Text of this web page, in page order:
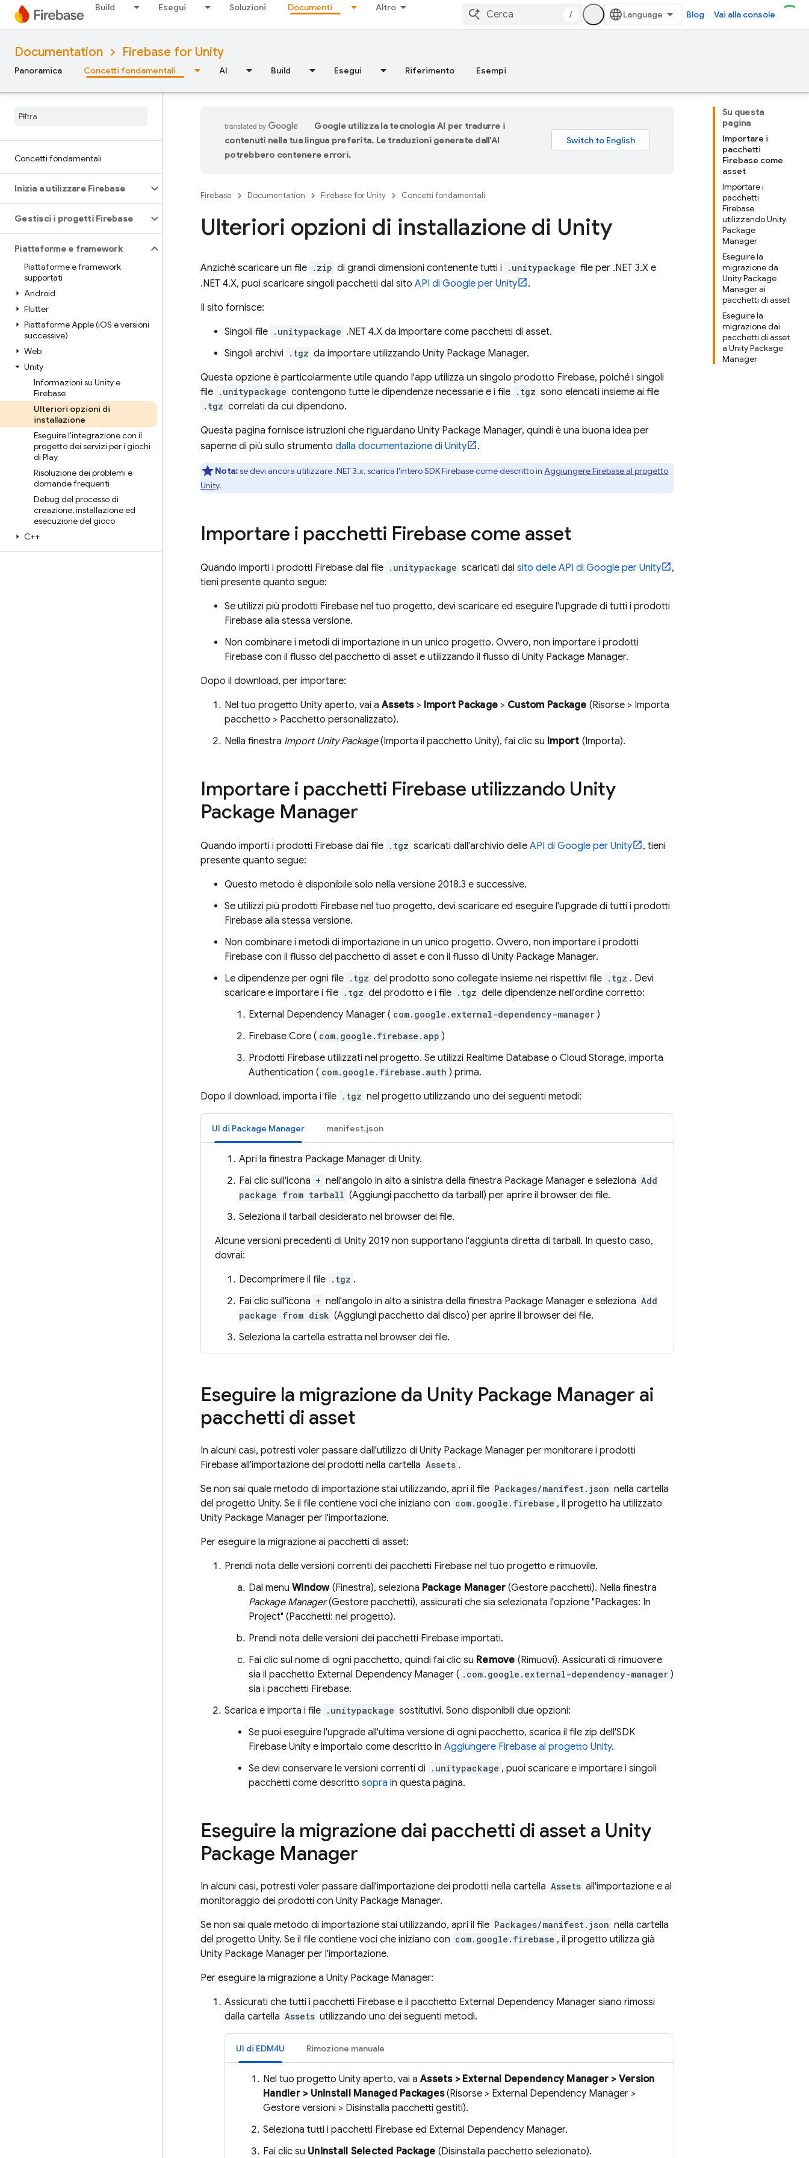
Build Esegui Soluzioni Documenti Altro
/ Blog Vai alla console
Documentation Firebase for Unity
Panoramica Concetti fondamentali AI Build Esegui Riferimento Esempi
Concetti fondamentali
Inizia a utilizzare Firebase
Gestisci i progetti Firebase
Piattaforme e framework
Piattaforme e framework
supportati
Android
Flutter
Piattaforme Apple (iOS e versioni
successive)
Web
Unity
Informazioni su Unity e
Firebase
Ulteriori opzioni di
installazione
Eseguire l'integrazione con il
progetto dei servizi per i giochi
di Play
Risoluzione dei problemi e
domande frequenti
Debug del processo di
creazione,installazione ed
esecuzione del gioco
C++
Su questa
pagina
Importare i
pacchetti
Firebase come
asset
Importare i
pacchetti
Firebase
utilizzando Unity
Package
Manager
Eseguire la
migrazione da
Unity Package
Manager ai
pacchetti di asset
Eseguire la
migrazione dai
pacchetti di asset
a Unity Package
Manager
Google utilizza la tecnologia AI per tradurre i
contenuti nella tua lingua preferita. Le traduzioni generate dall'AI
potrebbero contenere errori.
Firebase Documentation Firebase for Unity Concetti fondamentali
Ulteriori opzioni di installazione di Unity
Anziché scaricare un file .zip di grandi dimensioni contenente tutti i .unitypackage file per .NET 3.X e
.NET 4.X, puoi scaricare singoli pacchetti dal sito API di Google per Unity
.
Il sito fornisce:
Singoli file .unitypackage .NET 4.X da importare come pacchetti di asset.
Singoli archivi
.tgz da importare utilizzando Unity Package Manager.
Questa opzione è particolarmente utile quando l'app utilizza un singolo prodotto Firebase, poiché i singoli
file .unitypackage contengono tutte le dipendenze necessarie e i file .tgz sono elencati insieme ai file
.tgz correlati da cui dipendono.
Questa pagina fornisce istruzioni che riguardano Unity Package Manager, quindi è una buona idea per
saperne di più sullo strumento dalla documentazione di Unity .
Nota:se devi ancora utilizzare .NET 3.x, scarica l'intero SDK Firebase come descritto inAggiungere Firebase al progetto
Unity.
Importare i pacchetti Firebase come asset
Quando importi i prodotti Firebase dai file .unitypackage scaricati dal sito delle API di Google per Unity
,
tieni presente quanto segue:
Se utilizzi più prodotti Firebase nel tuo progetto, devi scaricare ed eseguire l'upgrade di tutti i prodotti
Firebase alla stessa versione.
Non combinare i metodi di importazione in un unico progetto. Ovvero, non importare i prodotti
Firebase con il flusso del pacchetto di asset e utilizzando il flusso di Unity Package Manager.
Dopo il download, per importare:
Nel tuo progetto Unity aperto, vai aAssets> Import Package > Custom Package (Risorse > Importa
pacchetto > Pacchetto personalizzato).
Nella finestra Import Unity Package(Importa il pacchetto Unity), fai clic su Import (Importa).
Importare i pacchetti Firebase utilizzando Unity
Package Manager
Quando importi i prodotti Firebase dai file .tgz scaricati dall'archivio delle API di Google per Unity
, tieni
presente quanto segue:
Questo metodo è disponibile solo nella versione 2018.3 e successive.
Se utilizzi più prodotti Firebase nel tuo progetto, devi scaricare ed eseguire l'upgrade di tutti i prodotti
Firebase alla stessa versione.
Non combinare i metodi di importazione in un unico progetto. Ovvero, non importare i prodotti
Firebase con il flusso del pacchetto di asset e con il flusso di Unity Package Manager.
Le dipendenze per ogni file .tgz del prodotto sono collegate insieme nei rispettivi file .tgz . Devi
scaricare e importare i file .tgz del prodotto e i file .tgz delle dipendenze nell'ordine corretto:
External Dependency Manager ( com.google.external-dependency-manager )
Firebase Core ( com.google.firebase.app )
Prodotti Firebase utilizzati nel progetto. Se utilizzi Realtime Database o Cloud Storage, importa
Authentication ( com.google.firebase.auth ) prima.
Dopo il download, importa i file .tgz nel progetto utilizzando uno dei seguenti metodi:
UI di Package Manager manifest.json
Apri la finestra Package Manager di Unity.
Fai clic sull'icona + nell'angolo in alto a sinistra della finestra Package Manager e seleziona Add
package from tarball (Aggiungi pacchetto da tarball) per aprire il browser dei file.
Seleziona il tarball desiderato nel browser dei file.
Alcune versioni precedenti di Unity 2019 non supportano l'aggiunta diretta di tarball. In questo caso,
dovrai:
Decomprimere il file .tgz .
Fai clic sull'icona + nell'angolo in alto a sinistra della finestra Package Manager e seleziona Add
package from disk (Aggiungi pacchetto dal disco) per aprire il browser dei file.
Seleziona la cartella estratta nel browser dei file.
Eseguire la migrazione da Unity Package Manager ai
pacchetti di asset
In alcuni casi, potresti voler passare dall'utilizzo di Unity Package Manager per monitorare i prodotti
Firebase all'importazione dei prodotti nella cartella Assets .
Se non sai quale metodo di importazione stai utilizzando, apri il file Packages/manifest.json nella cartella
del progetto Unity. Se il file contiene voci che iniziano con com.google.firebase , il progetto ha utilizzato
Unity Package Manager per l'importazione.
Per eseguire la migrazione ai pacchetti di asset:
Prendi nota delle versioni correnti dei pacchetti Firebase nel tuo progetto e rimuovile.
Dal menu Window(Finestra), seleziona Package Manager (Gestore pacchetti). Nella finestra
Package Manager(Gestore pacchetti), assicurati che sia selezionata l'opzione "Packages: In
Project" (Pacchetti: nel progetto).
Prendi nota delle versioni dei pacchetti Firebase importati.
Fai clic sul nome di ogni pacchetto, quindi fai clic su Remove (Rimuovi). Assicurati di rimuovere
sia il pacchetto External Dependency Manager ( .com.google.external-dependency-manager )
sia i pacchetti Firebase.
Scarica e importa i file .unitypackage sostitutivi. Sono disponibili due opzioni:
Se puoi eseguire l'upgrade all'ultima versione di ogni pacchetto, scarica il file zip dell'SDK
Firebase Unity e importalo come descritto in Aggiungere Firebase al progetto Unity.
Se devi conservare le versioni correnti di
.unitypackage , puoi scaricare e importare i singoli
pacchetti come descritto sopra in questa pagina.
Eseguire la migrazione dai pacchetti di asset a Unity
Package Manager
In alcuni casi, potresti voler passare dall'importazione dei prodotti nella cartella Assets all'importazione e al
monitoraggio dei prodotti con Unity Package Manager.
Se non sai quale metodo di importazione stai utilizzando, apri il file Packages/manifest.json nella cartella
del progetto Unity. Se il file contiene voci che iniziano con com.google.firebase , il progetto utilizza già
Unity Package Manager per l'importazione.
Per eseguire la migrazione a Unity Package Manager:
Assicurati che tutti i pacchetti Firebase e il pacchetto External Dependency Manager siano rimossi
dalla cartella Assets utilizzando uno dei seguenti metodi.
UI di EDM4U Rimozione manuale
Nel tuo progetto Unity aperto, vai aAssets > External Dependency Manager > Version
Handler > Uninstall Managed Packages(Risorse > External Dependency Manager >
Gestore versioni > Disinstalla pacchetti gestiti).
Seleziona tutti i pacchetti Firebase ed External Dependency Manager.
Fai clic su Uninstall Selected Package (Disinstalla pacchetto selezionato).